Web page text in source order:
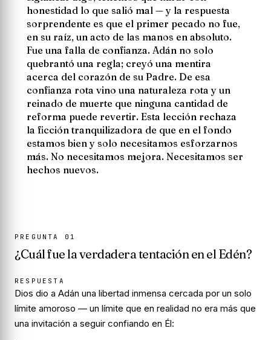
honestidad lo que salió mal — y la respuesta
sorprendente es que el primer pecado no fue,
en su raíz, un acto de las manos en absoluto.
Fue una falla de confianza. Adán no solo
quebrantó una regla; creyó una mentira
acerca del corazón de su Padre. De esa
confianza rota vino una naturaleza rota y un
reinado de muerte que ninguna cantidad de
reforma puede revertir. Esta lección rechaza
la ficción tranquilizadora de que en el fondo
estamos bien y solo necesitamos esforzarnos
más. No necesitamos mejora. Necesitamos ser
hechos nuevos.
PREGUNTA 01
¿Cuál fue la verdadera tentación en el Edén?
RESPUESTA
Dios dio a Adán una libertad inmensa cercada por un solo
límite amoroso — un límite que en realidad no era más que
una invitación a seguir confiando en Él: